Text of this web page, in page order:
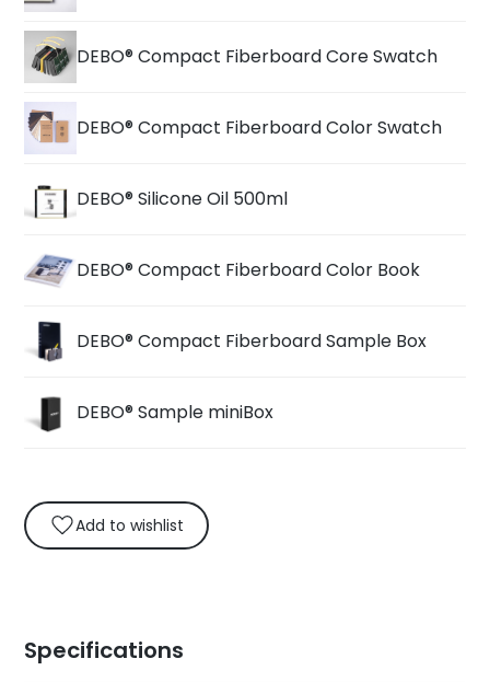
DEBO® Compact Fiberboard Core Swatch
DEBO® Compact Fiberboard Color Swatch
DEBO® Silicone Oil 500ml
DEBO® Compact Fiberboard Color Book
DEBO® Compact Fiberboard Sample Box
DEBO® Sample miniBox
Add to wishlist
Specifications